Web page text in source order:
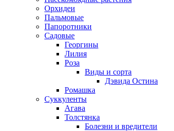
Орхидеи
Пальмовые
Папоротники
Садовые
Георгины
Лилия
Роза
Виды и сорта
Дэвида Остина
Ромашка
Суккуленты
Агава
Толстянка
Болезни и вредители